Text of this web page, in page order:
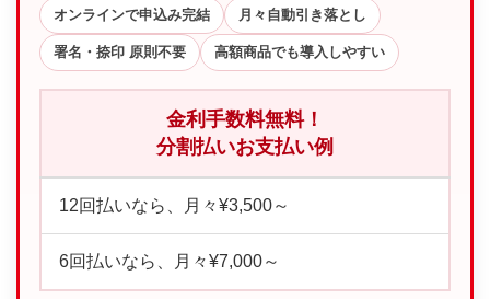
オンラインで申込み完結 月々自動引き落とし
署名・捺印 原則不要 高額商品でも導入しやすい
金利手数料無料！
分割払いお支払い例
12回払いなら、月々¥3,500～
6回払いなら、月々¥7,000～